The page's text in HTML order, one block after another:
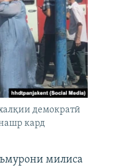
демократӣ
кард
милиса